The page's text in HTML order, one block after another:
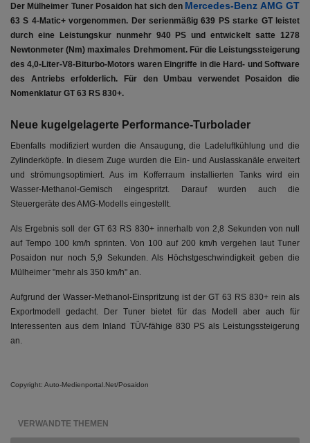
Der Mülheimer Tuner Posaidon hat sich den Mercedes-Benz AMG GT
63 S 4-Matic+ vorgenommen. Der serienmäßig 639 PS starke GT leistet
durch eine Leistungskur nunmehr 940 PS und entwickelt satte 1278
Newtonmeter (Nm) maximales Drehmoment. Für die Leistungssteigerung
des 4,0-Liter-V8-Biturbo-Motors waren Eingriffe in die Hard- und Software
des Antriebs erfolderlich. Für den Umbau verwendet Posaidon die
Nomenklatur GT 63 RS 830+.
Neue kugelgelagerte Performance-Turbolader
Ebenfalls modifiziert wurden die Ansaugung, die Ladeluftkühlung und die
Zylinderköpfe. In diesem Zuge wurden die Ein- und Auslasskanäle erweitert
und strömungsoptimiert. Aus im Kofferraum installierten Tanks wird ein
Wasser-Methanol-Gemisch eingespritzt. Darauf wurden auch die
Steuergeräte des AMG-Modells eingestellt.
Als Ergebnis soll der GT 63 RS 830+ innerhalb von 2,8 Sekunden von null
auf Tempo 100 km/h sprinten. Von 100 auf 200 km/h vergehen laut Tuner
Posaidon nur noch 5,9 Sekunden. Als Höchstgeschwindigkeit geben die
Mülheimer "mehr als 350 km/h" an.
Aufgrund der Wasser-Methanol-Einspritzung ist der GT 63 RS 830+ rein als
Exportmodell gedacht. Der Tuner bietet für das Modell aber auch für
Interessenten aus dem Inland TÜV-fähige 830 PS als Leistungssteigerung
an.
Copyright: Auto-Medienportal.Net/Posaidon
VERWANDTE THEMEN